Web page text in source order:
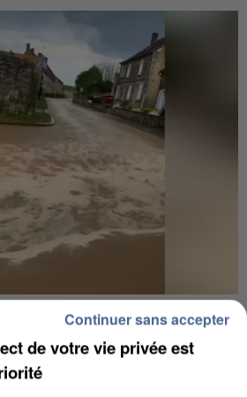
L’OISE EMPORTÉE PAR UNE
de votre vie privée est
Continuer sans accepter